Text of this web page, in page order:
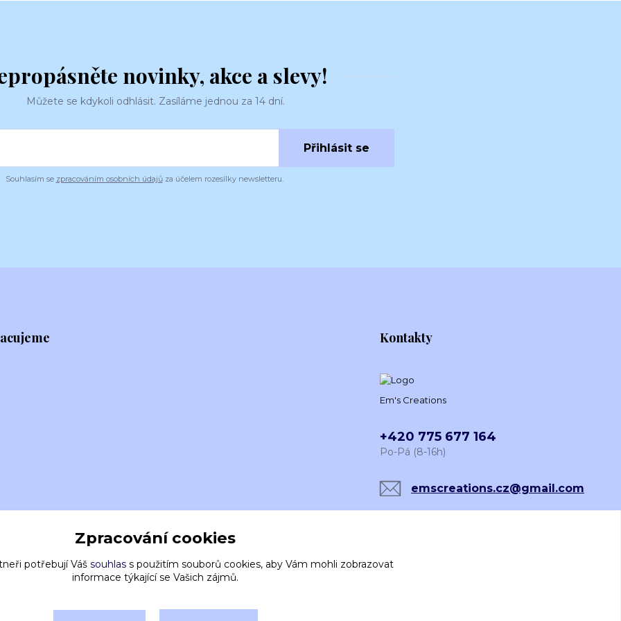
novinky, akce a slevy!
Můžete se kdykoli odhlásit. Zasíláme jednou za 14 dní.
Přihlásit se
Souhlasím se zpracováním osobních údajůza účelem rozesílky newsletteru.
Kontakty
Em's Creations
+420 775 677 164
Po-Pá (8-16h)
emscreations.cz@gmail.com
Zpracování cookies
potřebují Váš souhlass použitím souborů cookies, aby Vám mohli zobrazovat
informace týkající se Vašich zájmů.